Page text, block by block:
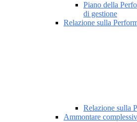
Piano della
di gestione
Relazione sulla
Relazione sulla
Ammontare